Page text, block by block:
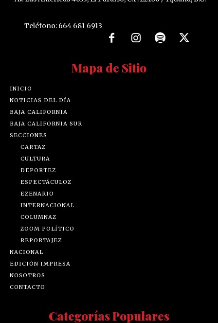
Teléfono: 664 681 6913
Mapa de Sitio
INICIO
NOTICIAS DEL DÍA
BAJA CALIFORNIA
BAJA CALIFORNIA SUR
SECCIONES
CARTAZ
CULTURA
DEPORTEZ
ESPECTÁCULOZ
EZENARIO
INTERNACIONAL
COLUMNAZ
ZOOM POLÍTICO
REPORTAJEZ
NACIONAL
EDICIÓN IMPRESA
NOSOTROS
CONTACTO
Categorías Populares